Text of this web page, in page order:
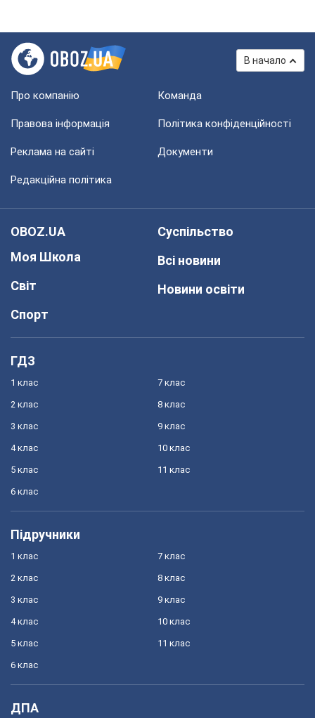
В начало
Про компанію Команда
Правова інформація Політика конфіденційності
Реклама на сайті Документи
Редакційна політика
OBOZ.UA
Моя Школа
Світ
Спорт
Суспільство
Всі новини
Новини освіти
ГДЗ
1 клас
2 клас
3 клас
4 клас
5 клас
6 клас
7 клас
8 клас
9 клас
10 клас
11 клас
Підручники
1 клас
2 клас
3 клас
4 клас
5 клас
6 клас
7 клас
8 клас
9 клас
10 клас
11 клас
ДПА